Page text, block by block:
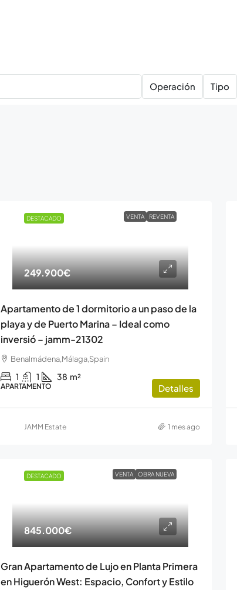
Operación Tipo
DESTACADO VENTA REVENTA
249.900€
Apartamento de 1 dormitorio a un paso de la
playa y de Puerto Marina – Ideal como
inversió – jamm-21302
Benalmádena,Málaga,Spain
1 1 38 m²
APARTAMENTO Detalles
JAMM Estate 1 mes ago
DESTACADO VENTA OBRA NUEVA
845.000€
Gran Apartamento de Lujo en Planta Primera
en Higuerón West: Espacio, Confort y Estilo